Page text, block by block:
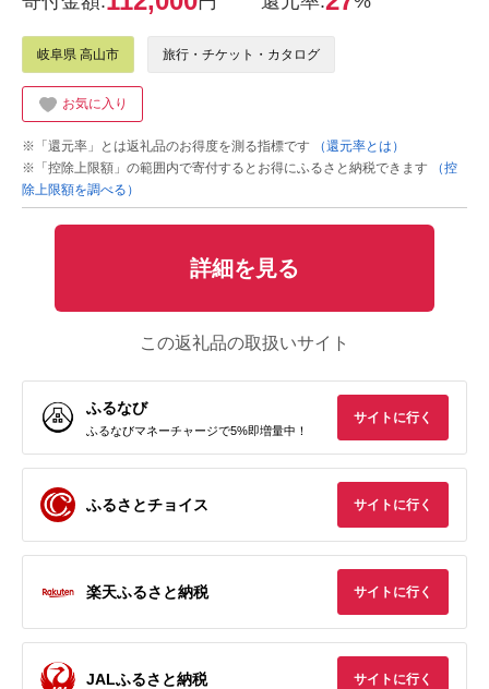
岐阜県 高山市 旅行・チケット・カタログ
お気に入り
※「還元率」とは返礼品のお得度を測る指標です
（還元率とは）
※「控除上限額」の範囲内で寄付するとお得にふるさと納税できます
（控
除上限額を調べる）
詳細を見る
この返礼品の取扱いサイト
ふるなび
ふるなびマネーチャージで5%即増量中！
サイトに行く
ふるさとチョイス サイトに行く
楽天ふるさと納税 サイトに行く
JALふるさと納税 サイトに行く